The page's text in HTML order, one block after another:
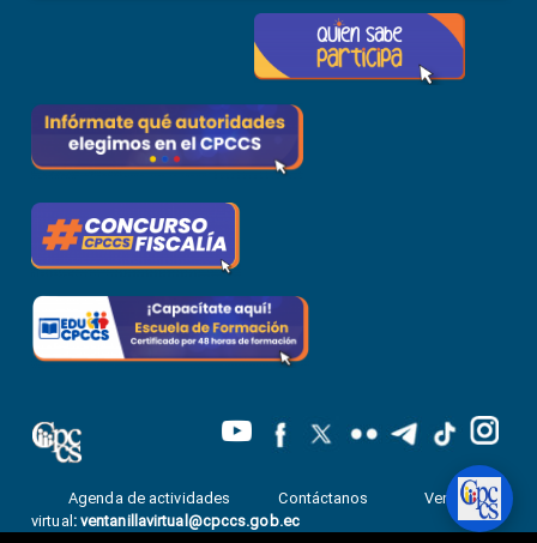
Agenda de actividades Contáctanos
Ventanilla
virtual : ventanillavirtual@cpccs.gob.ec